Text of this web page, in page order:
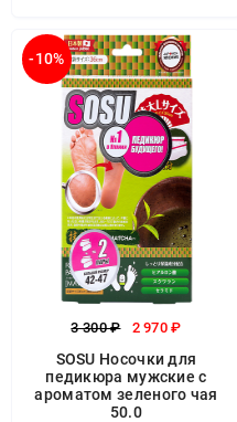
-10%
3 300 ₽ 2 970 ₽
SOSU Носочки для
педикюра мужские с
ароматом зеленого чая
50.0